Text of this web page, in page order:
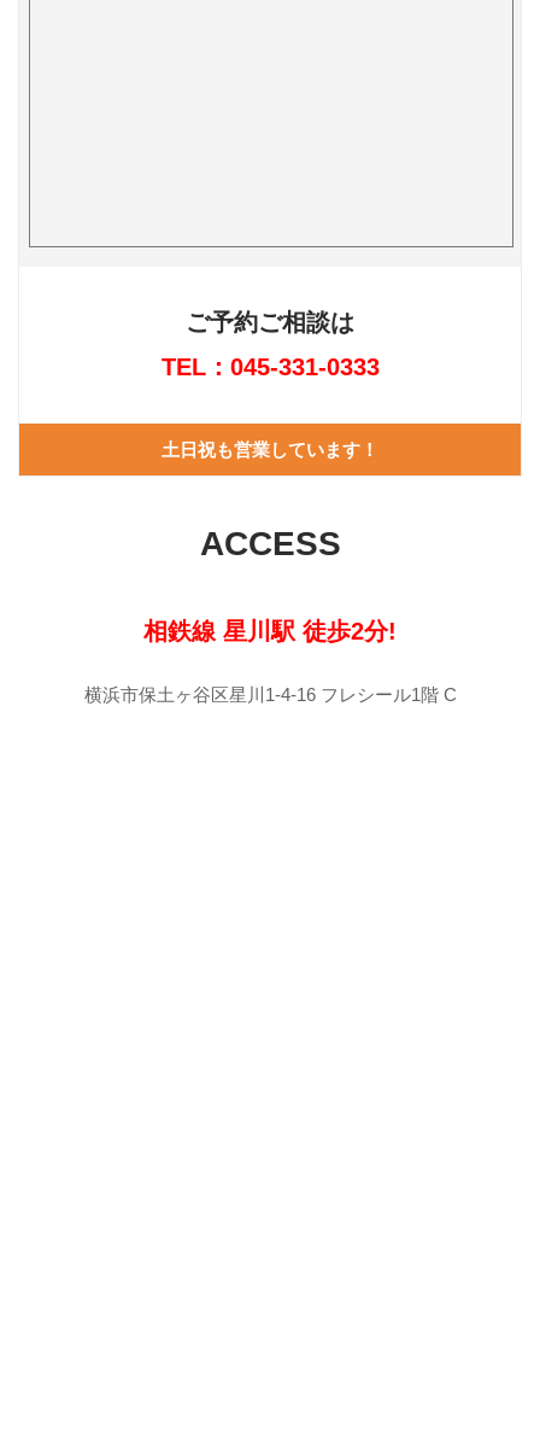
ご予約ご相談は
TEL：045-331-0333
土日祝も営業しています！
ACCESS
相鉄線 星川駅 徒歩2分!
横浜市保土ヶ谷区星川1-4-16 フレシール1階 C